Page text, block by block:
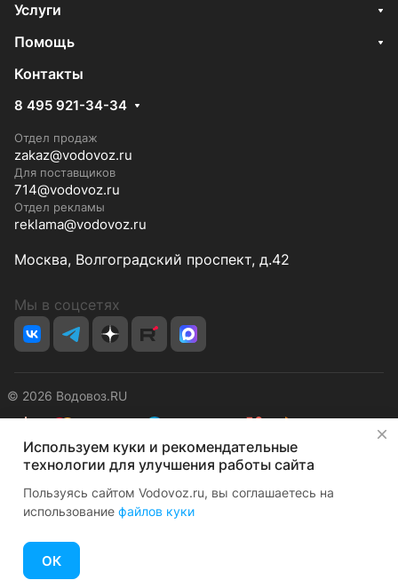
Услуги
Помощь
Контакты
8 495 921-34-34
Отдел продаж
zakaz@vodovoz.ru
Для поставщиков
714@vodovoz.ru
Отдел рекламы
reklama@vodovoz.ru
Москва, Волгоградский проспект, д.42
Мы в соцсетях
© 2026 Водовоз.RU
КонфиденциальностьОферта
Главная
Используем куки и рекомендательные
технологии для улучшения работы сайта
Пользуясь сайтом Vodovoz.ru, вы соглашаетесь на
использование файлов куки
ОК